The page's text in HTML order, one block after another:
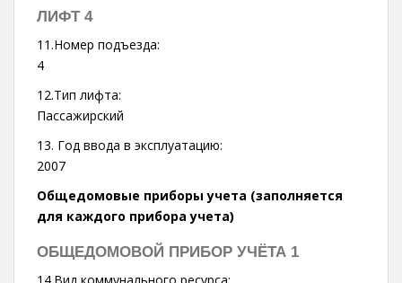
ЛИФТ 4
11.Номер подъезда:
4
12.Тип лифта:
Пассажирский
13. Год ввода в эксплуатацию:
2007
Общедомовые приборы учета (заполняется
для каждого прибора учета)
ОБЩЕДОМОВОЙ ПРИБОР УЧЁТА 1